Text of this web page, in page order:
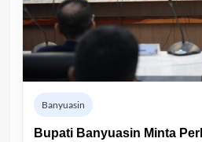
Banyuasin
Bupati Banyuasin Minta